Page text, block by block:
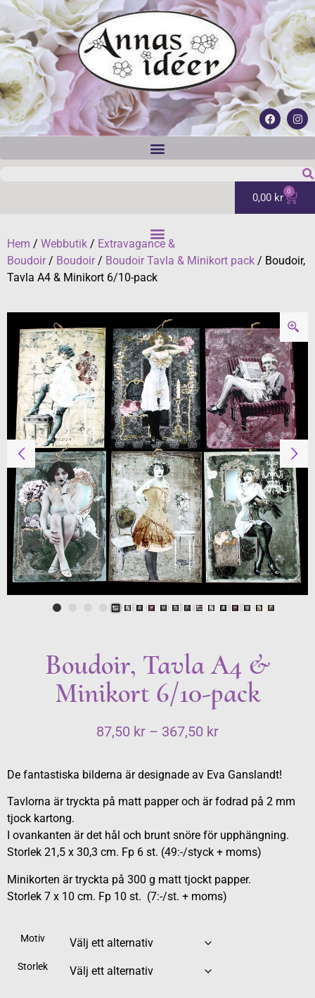
0,00 kr 0
Hem / Webbutik / Extravagance &
Boudoir/ Boudoir/ Boudoir Tavla & Minikort pack / Boudoir,
Tavla A4 & Minikort 6/10-pack
Boudoir, Tavla A4 &
Minikort 6/10-pack
87,50 kr – 367,50 kr
De fantastiska bilderna är designade av Eva Ganslandt!
Tavlorna är tryckta på matt papper och är fodrad på 2 mm
tjock kartong.
I ovankanten är det hål och brunt snöre för upphängning.
Storlek 21,5 x 30,3 cm. Fp 6 st. (49:-/styck + moms)
Minikorten är tryckta på 300 g matt tjockt papper.
Storlek 7 x 10 cm. Fp 10 st. (7:-/st. + moms)
Motiv
Storlek